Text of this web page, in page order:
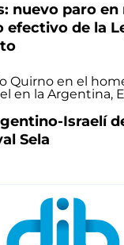
nuevo paro
de la
Israelí
Sela